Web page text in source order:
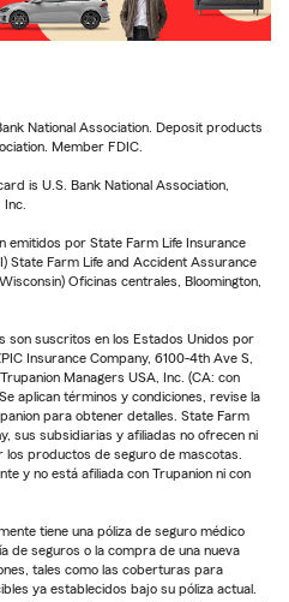
National Association. Deposit products
Member FDIC.
is U.S. Bank National Association,
emitidos por State Farm Life Insurance
State Farm Life and Accident Assurance
Oficinas centrales, Bloomington,
son suscritos en los Estados Unidos por
Insurance Company, 6100-4th Ave S,
Managers USA, Inc. (CA: con
aplican términos y condiciones, revise la
para obtener detalles. State Farm
sus subsidiarias y afiliadas no ofrecen ni
productos de seguro de mascotas.
y no está afiliada con Trupanion ni con
tiene una póliza de seguro médico
de seguros o la compra de una nueva
tales como las coberturas para
ya establecidos bajo su póliza actual.